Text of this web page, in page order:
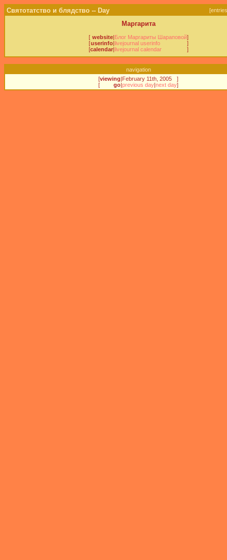
Святотатство и блядство -- Day [
Маргарита
[ website| Блог Маргариты Шараповой]
[userinfo| livejournal userinfo
]
[calendar| livejournal calendar ]
navigation
[viewing February 11th, 2005
]
[
go |previous day |next day]